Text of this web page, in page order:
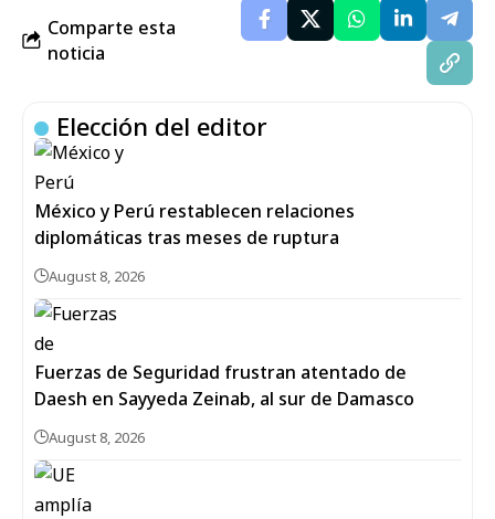
Comparte esta
noticia
Elección del editor
México y Perú restablecen relaciones
diplomáticas tras meses de ruptura
August 8, 2026
Fuerzas de Seguridad frustran atentado de
Daesh en Sayyeda Zeinab, al sur de Damasco
August 8, 2026